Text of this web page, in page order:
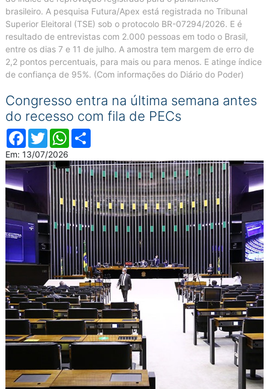
brasileiro. A pesquisa Futura/Apex está registrada no Tribunal
Superior Eleitoral (TSE) sob o protocolo BR-07294/2026. E é
resultado de entrevistas com 2.000 pessoas em todo o Brasil,
entre os dias 7 e 11 de julho. A amostra tem margem de erro de
2,2 pontos percentuais, para mais ou para menos. E atinge índice
de confiança de 95%. (Com informações do Diário do Poder)
Congresso entra na última semana antes
do recesso com fila de PECs
Facebook
TwitterWhatsAppCompartilhar
Em: 13/07/2026